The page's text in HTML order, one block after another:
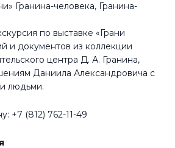
Гранина-человека, Гранина-
по выставке «Грани
и документов из коллекции
центра Д. А. Гранина,
Даниила Александровича с
людьми.
+7 (812) 762-11-49